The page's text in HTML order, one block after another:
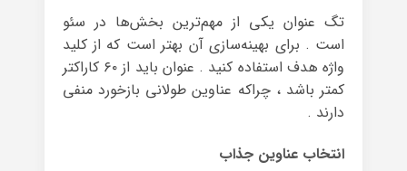
تگ عنوان یکی از مهم‌ترین بخش‌ها در سئو
است . برای بهینه‌سازی آن بهتر است که از کلید
واژه هدف استفاده کنید . عنوان باید از ۶۰ کاراکتر
کمتر باشد ، چراکه عناوین طولانی بازخورد منفی
دارند .
انتخاب عناوین جذاب